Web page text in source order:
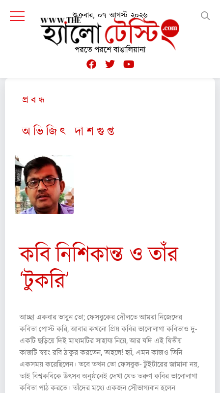
শুক্রবার, ০৭ আগস্ট ২০২৬
পরতে পরশে বাঙালিয়ানা
প্র ব ন্ধ
অ ভি জি ৎ দা শ গু প্ত
কবি নিশিকান্ত ও তাঁর
‘টুকরি’
আচ্ছা একবার ভাবুন তো; ফেসবুকের দৌলতে আমরা নিজেদের
কবিতা পোস্ট করি, আবার কখনো প্রিয় কবির ভালোলাগা কবিতাও দু-
একটি ছড়িয়ে দিই মাধ্যমটির সাহায্য নিয়ে, আর যদি এই দ্বিতীয়
কাজটি স্বয়ং রবি ঠাকুর করতেন, তাহলে! হ্যাঁ, এমন কাজও তিনি
একসময় করেছিলেন। তবে তখন তো ফেসবুক- টুইটারের জামানা নয়,
তাই বিশ্বকবিকে উৎসব অনুষ্ঠানেই দেখা যেত তরুণ কবির ভালোলাগা
কবিতা পাঠ করতে। তাঁদের মধ্যে একজন সৌভাগ্যবান হলেন